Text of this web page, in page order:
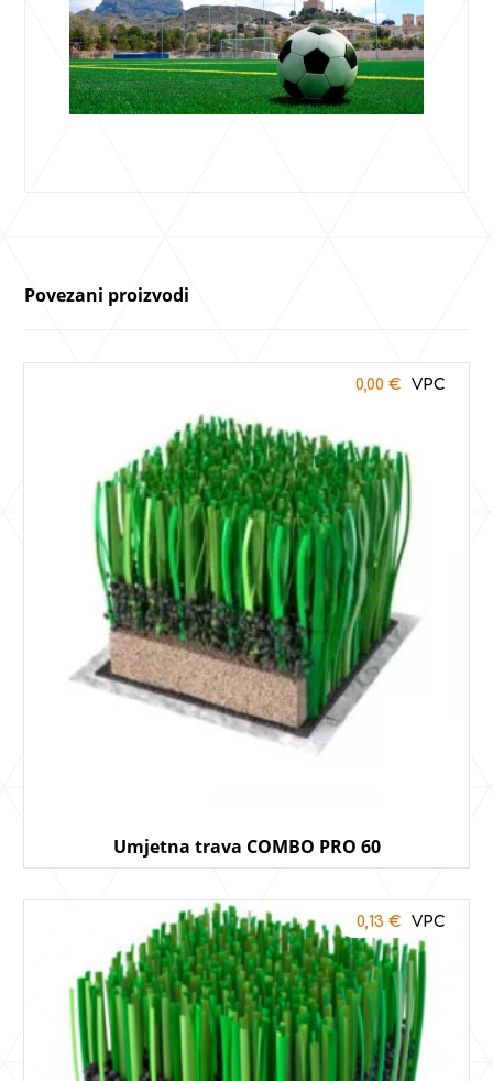
Povezani proizvodi
Umjetna trava COMBO PRO 60
0,00 €
0,13 €